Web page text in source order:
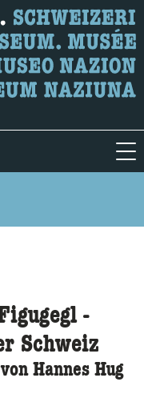
for?
page.
-
Schweiz
Hannes Hug